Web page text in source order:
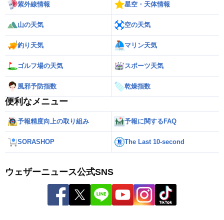
紫外線情報 星空・天体情報
山の天気 空の天気
釣り天気 マリン天気
ゴルフ場の天気 スポーツ天気
風邪予防指数 乾燥指数
便利なメニュー
予報精度向上の取り組み 予報に関するFAQ
SORASHOP The Last 10-second
ウェザーニュース公式SNS